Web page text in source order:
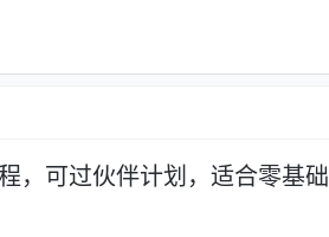
，可过伙伴计划，适合零基础